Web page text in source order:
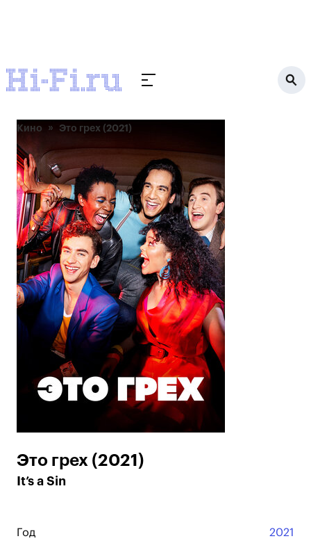
Кино Это грех (2021)
Это грех (2021)
It’s a Sin
Год 2021